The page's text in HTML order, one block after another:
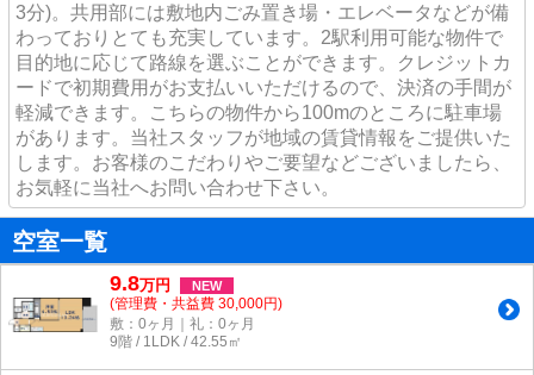
3分)。共用部には敷地内ごみ置き場・エレベータなどが備
わっておりとても充実しています。2駅利用可能な物件で
目的地に応じて路線を選ぶことができます。クレジットカ
ードで初期費用がお支払いいただけるので、決済の手間が
軽減できます。こちらの物件から100mのところに駐車場
があります。当社スタッフが地域の賃貸情報をご提供いた
します。お客様のこだわりやご要望などございましたら、
お気軽に当社へお問い合わせ下さい。
空室一覧
9.8万円 NEW
(管理費・共益費 30,000円)
敷：0ヶ月｜礼：0ヶ月
9階 / 1LDK / 42.55㎡